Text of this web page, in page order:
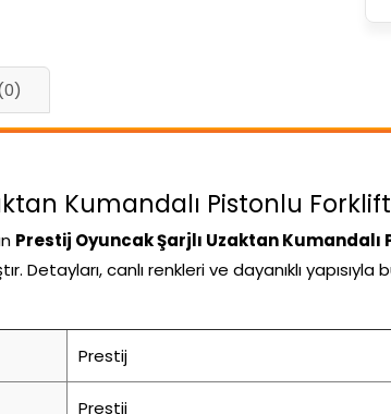
Kumandalı Pistonlu
Prestij Oyuncak Şarjlı Uzaktan
Detayları, canlı renkleri ve dayanıklı
Prestij
Prestij